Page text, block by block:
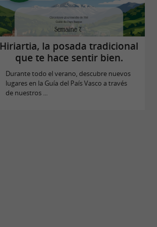
Hiriartia, la posada tradicional
que te hace sentir bien.
Durante todo el verano, descubre nuevos
lugares en la Guía del País Vasco a través
de nuestros ...